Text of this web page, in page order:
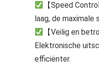
【Speed
laag, de maximale
【Veilig en
Elektronische
efficiënter.